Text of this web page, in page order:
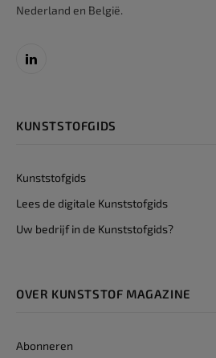
Nederland en België.
LinkedIn
KUNSTSTOFGIDS
Kunststofgids
Lees de digitale Kunststofgids
Uw bedrijf in de Kunststofgids?
OVER KUNSTSTOF MAGAZINE
Abonneren